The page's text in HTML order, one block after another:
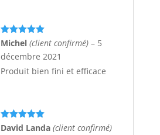
Note5sur
Michel (client confirmé) – 5
décembre 2021
Produit bien fini et efficace
Note5 sur
David Landa (client confirmé)